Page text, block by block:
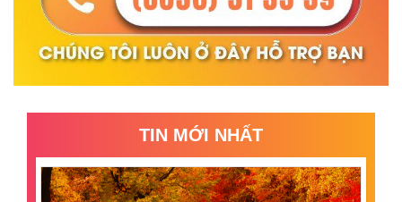
TIN MỚI NHẤT